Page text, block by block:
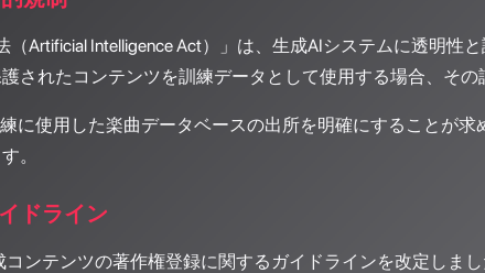
Artificial Intelligence Act）」は、生成AIシステムに透明性
されたコンテンツを訓練データとして使用する場合、その
に使用した楽曲データベースの出所を明確にすることが
。
ドライン
ンテンツの著作権登録に関するガイドラインを改定しま